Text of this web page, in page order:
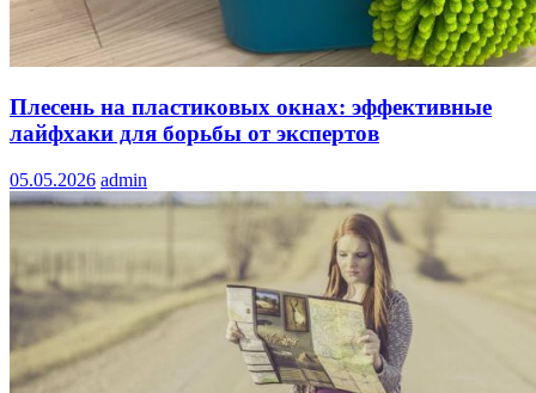
Плесень на пластиковых окнах: эффективные
лайфхаки для борьбы от экспертов
05.05.2026 admin